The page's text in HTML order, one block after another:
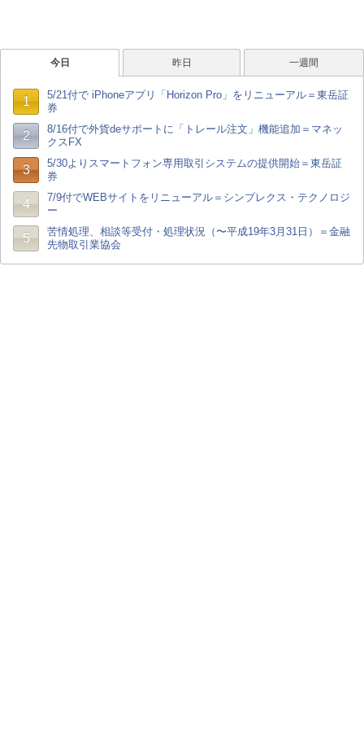
今日 昨日 一週間
1
5/21付で iPhoneアプリ「Horizon Pro」をリニューアル＝東岳証
券
2
8/16付で外貨deサポートに「トレール注文」機能追加＝マネッ
クスFX
3
5/30よりスマートフォン専用取引システムの提供開始＝東岳証
券
4
7/9付でWEBサイトをリニューアル＝シンプレクス・テクノロジ
ー
5
苦情処理、相談等受付・処理状況（〜平成19年3月31日）＝金融
先物取引業協会